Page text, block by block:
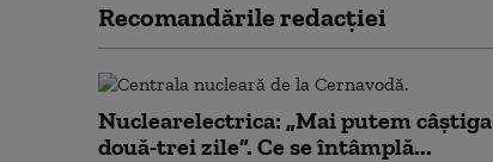
Recomandările redacţiei
Nuclearelectrica: „Mai putem câștiga
două-trei zile”. Ce se întâmplă...